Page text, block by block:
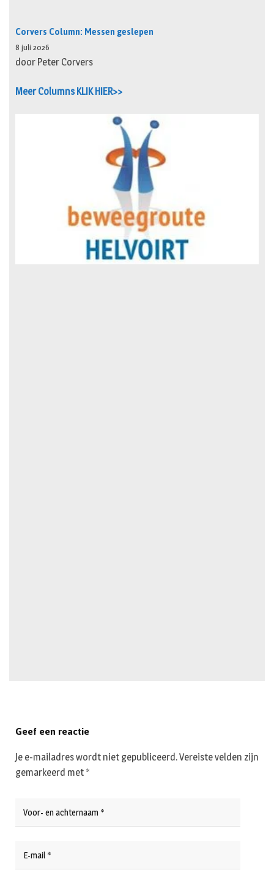
Corvers Column: Messen geslepen
8 juli 2026
door Peter Corvers
Meer Columns KLIK HIER>>
Geef een reactie
Je e-mailadres wordt niet gepubliceerd.Vereiste velden zijn
gemarkeerd met *